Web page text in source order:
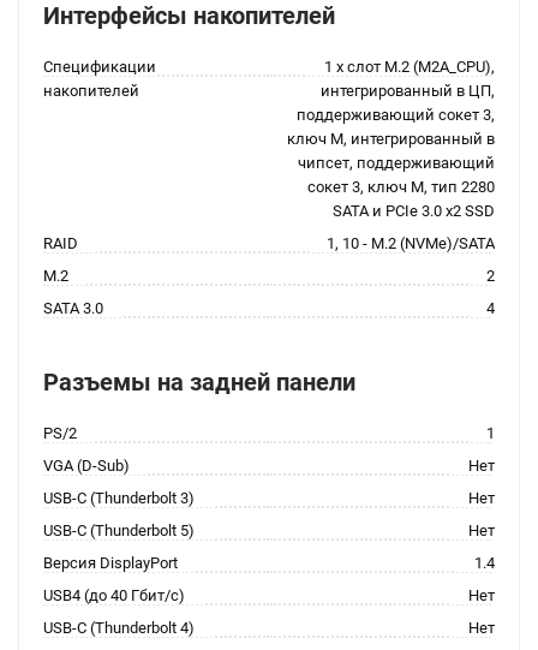
Интерфейсы накопителей
Спецификации
накопителей
1 x слот M.2 (M2A_CPU),
интегрированный в ЦП,
поддерживающий сокет 3,
ключ M, интегрированный в
чипсет, поддерживающий
сокет 3, ключ M, тип 2280
SATA и PCIe 3.0 x2 SSD
RAID
1, 10 - M.2 (NVMe)/SATA
M.2
2
SATA 3.0
4
Разъемы на задней панели
PS/2
1
VGA (D-Sub)
Нет
USB-C (Thunderbolt 3)
Нет
USB-C (Thunderbolt 5)
Нет
Версия DisplayPort
1.4
USB4 (до 40 Гбит/с)
Нет
USB-C (Thunderbolt 4)
Нет